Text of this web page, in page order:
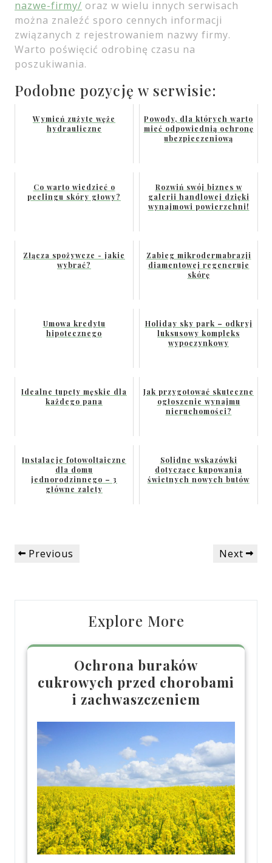
nazwe-firmy/ oraz w wielu innych serwisach
można znaleźć sporo cennych informacji
związanych z rejestrowaniem nazwy firmy.
Warto poświęcić odrobinę czasu na
poszukiwania.
Podobne pozycję w serwisie:
Wymień zużyte węże
hydrauliczne
Powody, dla których warto
mieć odpowiednią ochronę
ubezpieczeniową
Co warto wiedzieć o
peelingu skóry głowy?
Rozwiń swój biznes w
galerii handlowej dzięki
wynajmowi powierzchni!
Złącza spożywcze - jakie
wybrać?
Zabieg mikrodermabrazji
diamentowej regeneruje
skórę
Umowa kredytu
hipotecznego
Holiday sky park – odkryj
luksusowy kompleks
wypoczynkowy
Idealne tupety męskie dla
każdego pana
Jak przygotować skuteczne
ogłoszenie wynajmu
nieruchomości?
Instalacje fotowoltaiczne
dla domu
jednorodzinnego – 3
główne zalety
Solidne wskazówki
dotyczące kupowania
świetnych nowych butów
Nawigacja
wpisu
Previous
Previous
Next
Next
Explore More
Ochrona buraków
cukrowych przed chorobami
i zachwaszczeniem